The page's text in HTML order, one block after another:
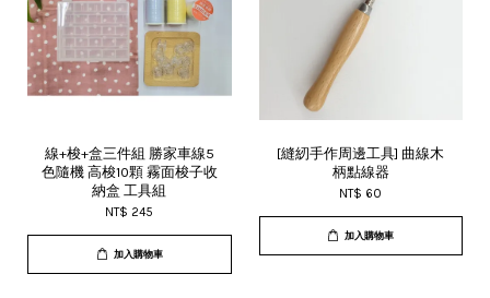
線+梭+盒三件組 勝家車線5
色隨機 高梭10顆 霧面梭子收
納盒 工具組
NT$ 245
加入購物車
[縫紉手作周邊工具] 曲線木
柄點線器
NT$ 60
加入購物車